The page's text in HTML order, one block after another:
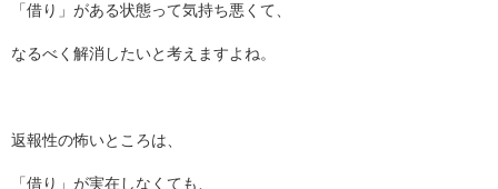
「借り」がある状態って気持ち悪くて、
なるべく解消したいと考えますよね。
返報性の怖いところは、
「借り」が実在しなくても、